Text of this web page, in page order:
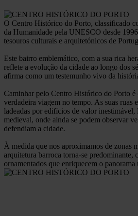
O Centro Histórico do Porto, classificado
da Humanidade pela UNESCO desde
tesouros culturais e arquitetónicos de
Este bairro emblemático, com a sua rica
reflete a evolução da cidade ao longo dos
afirma como um testemunho vivo da
Caminhar pelo Centro Histórico do Porto é
verdadeira viagem no tempo. As suas ruas
ladeadas por edifícios de valor inestimável,
medieval, onde ainda se podem observar
defendiam a cidade.
À medida que nos aproximamos de zonas
arquitetura barroca torna-se predominante,
ornamentados que enriquecem o panorama